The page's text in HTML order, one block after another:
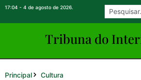
17:04 - 4 de agosto de 2026.
Tribuna do Inte
Principal
Cultura